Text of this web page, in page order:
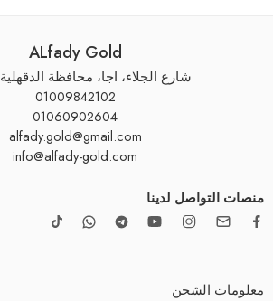
ALfady Gold
شارع الجلاء، اجا، محافظة الدقهلية 35764
01009842102
01060902604
alfady.gold@gmail.com
info@alfady-gold.com
منصات التواصل لدينا
معلومات الشحن